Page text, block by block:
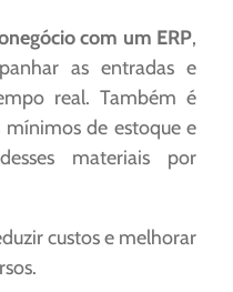
com um ERP,
as entradas e
real. Também é
mínimos de estoque e
materiais por
custos e melhorar